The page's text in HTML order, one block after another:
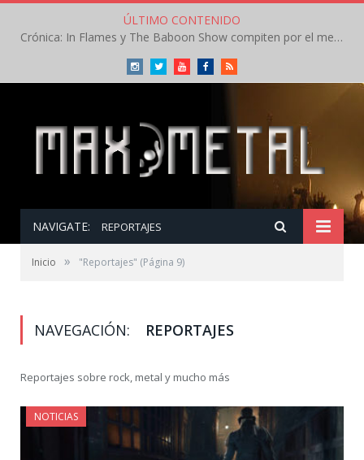
ÚLTIMO CONTENIDO
Crónica: In Flames y The Baboon Show compiten por el mejor concierto del día en el Leyendas del Rock – Viernes – Agosto 2026
InstagramTwitterYoutubeFacebookRSS
NAVIGATE: REPORTAJES
Inicio » "Reportajes" (Página 9)
NAVEGACIÓN: REPORTAJES
Reportajes sobre rock, metal y mucho más
NOTICIAS